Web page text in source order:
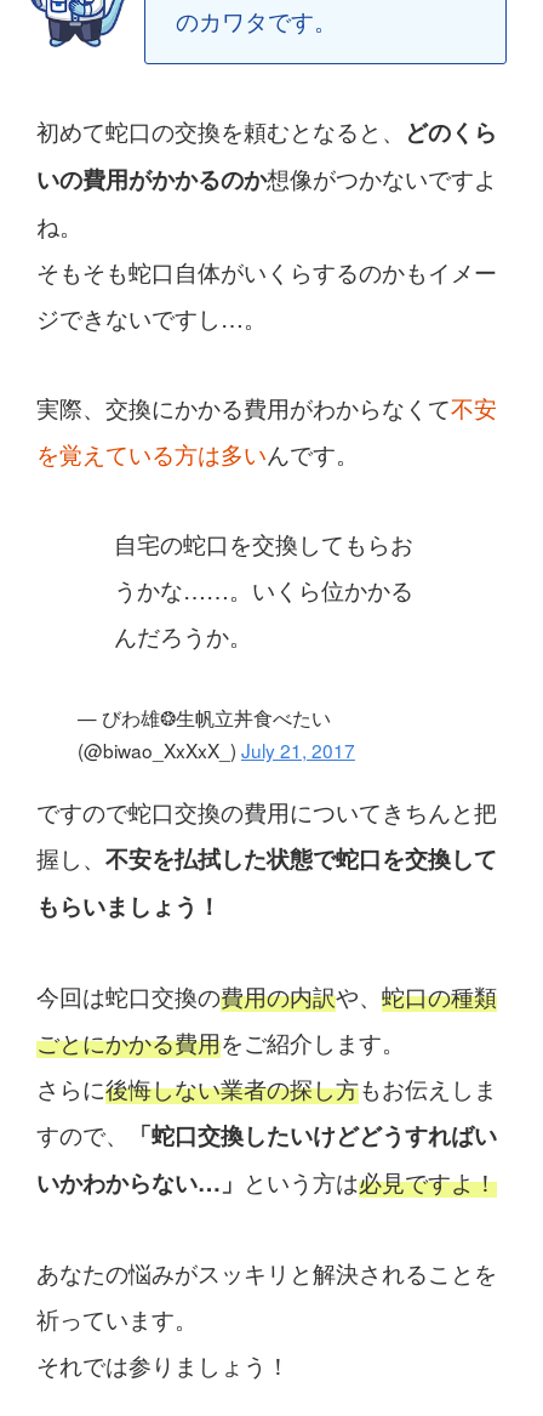
のカワタです。
初めて蛇口の交換を頼むとなると、
どのくら
いの費用がかかるのか想像がつかないですよ
ね。
そもそも蛇口自体がいくらするのかもイメー
ジできないですし…。
実際、交換にかかる費用がわからなくて不安
を覚えている方は多いんです。
自宅の蛇口を交換してもらお
うかな……。いくら位かかる
んだろうか。
— びわ雄❂生帆立丼食べたい
(@biwao_XxXxX_) July 21, 2017
ですので蛇口交換の費用についてきちんと把
握し、 不安を払拭した状態で蛇口を交換して
もらいましょう！
今回は蛇口交換の費用の内訳や、 蛇口の種類
ごとにかかる費用をご紹介します。
さらに後悔しない業者の探し方もお伝えしま
すので、
「蛇口交換したいけどどうすればい
いかわからない…」 という方は必見ですよ！
あなたの悩みがスッキリと解決されることを
祈っています。
それでは参りましょう！